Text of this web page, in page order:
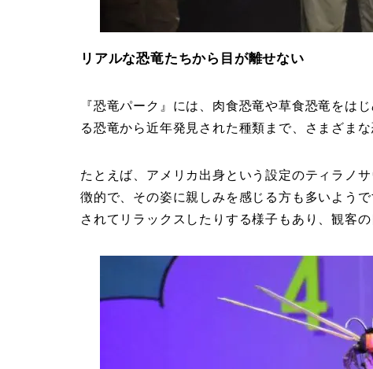
リアルな恐竜たちから目が離せない
『恐竜パーク』には、肉食恐竜や草食恐竜をは
る恐竜から近年発見された種類まで、さまざま
たとえば、アメリカ出身という設定のティラノ
徴的で、その姿に親しみを感じる方も多いよう
されてリラックスしたりする様子もあり、観客の